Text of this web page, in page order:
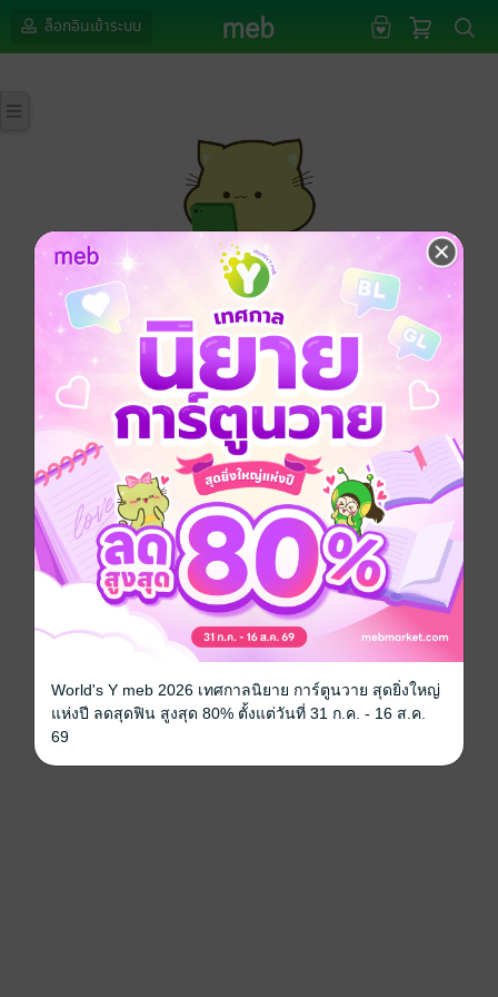
ล็อกอินเข้าระบบ
กรุณาเข้าสู่ระบบก่อนดำเนินรายการด้วยค่ะ
ล็อกอินเข้าระบบ
World's Y meb 2026 เทศกาลนิยาย การ์ตูนวาย สุดยิ่งใหญ่
แห่งปี ลดสุดฟิน สูงสุด 80% ตั้งแต่วันที่ 31 ก.ค. - 16 ส.ค.
69